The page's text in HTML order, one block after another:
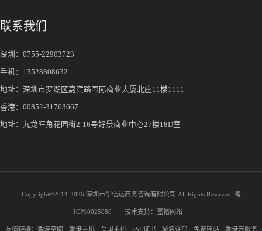
联系我们
深圳： 0755-22903723
手机： 13528808632
地址：深圳市罗湖区嘉宾路国际商业大厦北座11楼1111
香港：00852-31763667
地址：九龙旺角花园街2-16号好景商业中心27楼18D室
Copyright©2014-2026 深圳市华信达商务咨询有限公司 All Rights Reserved. 粤
ICP10025080 技术支持： 嘉裕网络
友情链接： 香港空间 香港主机 美国主机 SSL证书 域名注册 免费建站 香港云服务